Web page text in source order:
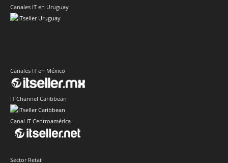
Canales IT en Uruguay
Canales IT en México
IT Channel Caribbean
Canal IT Centroamérica
Sector Retail